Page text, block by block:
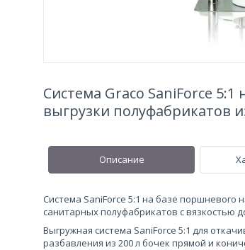
Система Graco SaniForce
выгрузки полуфабрикатов
Описание
Система SaniForce 5:1 на базе поршневого
санитарных полуфабрикатов с вязкостью
Выгружная система SaniForce 5:1 для
разбавления из 200 л бочек прямой и